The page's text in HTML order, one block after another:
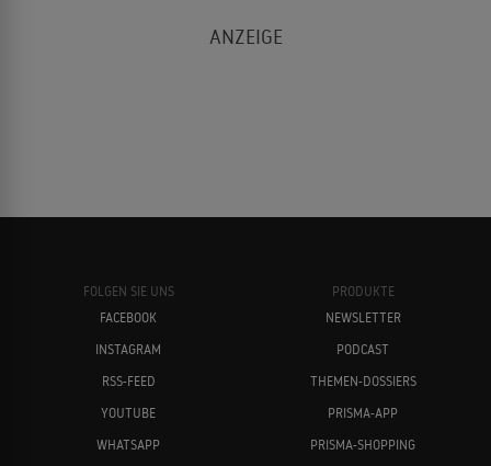
FOLGEN SIE UNS
FACEBOOK
INSTAGRAM
RSS-FEED
YOUTUBE
WHATSAPP
PRODUKTE
NEWSLETTER
PODCAST
THEMEN-DOSSIERS
PRISMA-APP
PRISMA-SHOPPING